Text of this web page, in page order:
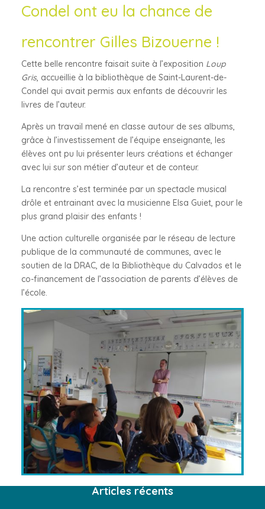
Condel ont eu la chance de
rencontrer Gilles Bizouerne !
Cette belle rencontre faisait suite à l’exposition Loup
Gris, accueillie à la bibliothèque de Saint-Laurent-de-
Condel qui avait permis aux enfants de découvrir les
livres de l’auteur.
Après un travail mené en classe autour de ses albums,
grâce à l’investissement de l’équipe enseignante, les
élèves ont pu lui présenter leurs créations et échanger
avec lui sur son métier d’auteur et de conteur.
La rencontre s’est terminée par un spectacle musical
drôle et entrainant avec la musicienne Elsa Guiet, pour le
plus grand plaisir des enfants !
Une action culturelle organisée par le réseau de lecture
publique de la communauté de communes, avec le
soutien de la DRAC, de la Bibliothèque du Calvados et le
co-financement de l’association de parents d’élèves de
l’école.
Articles récents